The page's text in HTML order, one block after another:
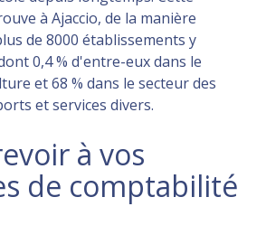
à Ajaccio, de la manière
de 8000 établissements y
0,4 % d'entre-eux dans le
et 68 % dans le secteur des
et services divers.
à vos
de comptabilité